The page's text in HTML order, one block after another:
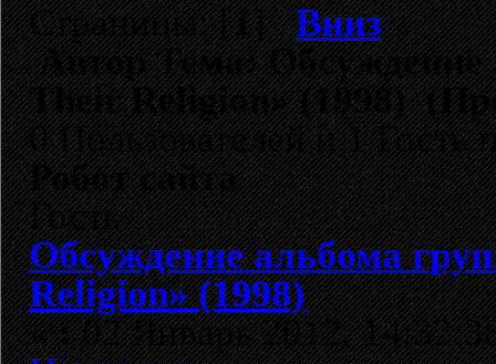
Страницы: [1]Вниз
АвторТема: Обсуждение
Their Religion» (1998)
0 Пользователей и 1 Гость
Робот сайта
Гость
Обсуждение альбома
Religion» (1998)
«:02 Январь 2012,